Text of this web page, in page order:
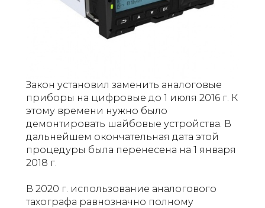
Закон установил заменить аналоговые
приборы на цифровые до 1 июля 2016 г. К
этому времени нужно было
демонтировать шайбовые устройства. В
дальнейшем окончательная дата этой
процедуры была перенесена на 1 января
2018 г.
В 2020 г. использование аналогового
тахографа равнозначно полному